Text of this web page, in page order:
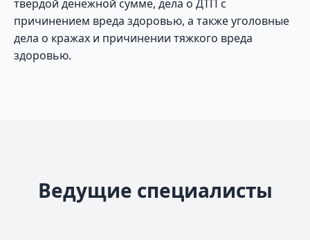
твердой денежной сумме, дела о ДТП с
причинением вреда здоровью, а также уголовные
дела о кражах и причинении тяжкого вреда
здоровью.
Ведущие специалисты